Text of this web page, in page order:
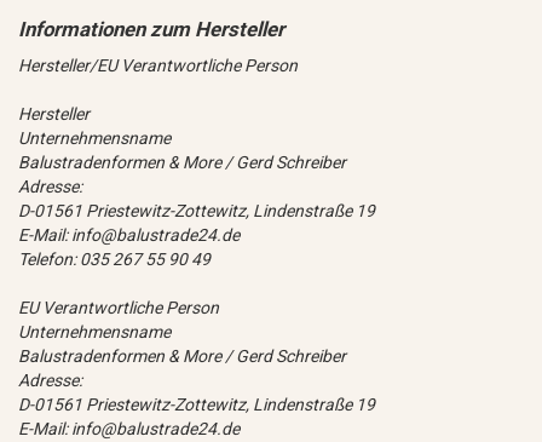
Hersteller/EU Verantwortliche Person
Hersteller
Unternehmensname
Balustradenformen & More / Gerd Schreiber
Adresse:
D-01561 Priestewitz-Zottewitz, Lindenstraße 19
E-Mail: info@balustrade24.de
Telefon: 035 267 55 90 49
EU Verantwortliche Person
Unternehmensname
Balustradenformen & More / Gerd Schreiber
Adresse:
D-01561 Priestewitz-Zottewitz, Lindenstraße 19
E-Mail: info@balustrade24.de